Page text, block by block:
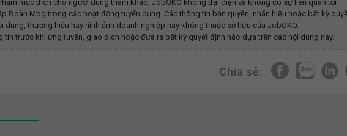
mục đích cho người dùng tham khảo, JobOKO không đại diện và không có sự liên quan tới
Đoàn Mbg trong các hoạt động tuyển dụng. Các thông tin bản quyền, nhãn hiệu hoặc bất kỳ
dung, thương hiệu hay hình ảnh doanh nghiệp này không thuộc sở hữu của JobOKO.
trước khi ứng tuyển, giao dịch hoặc đưa ra bất kỳ quyết định nào dựa trên các nội dung này.
Chia sẻ: